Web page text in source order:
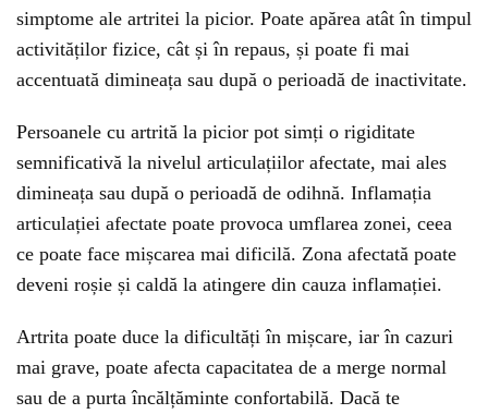
simptome ale artritei la picior. Poate apărea atât în timpul
activităților fizice, cât și în repaus, și poate fi mai
accentuată dimineața sau după o perioadă de inactivitate.
Persoanele cu artrită la picior pot simți o rigiditate
semnificativă la nivelul articulațiilor afectate, mai ales
dimineața sau după o perioadă de odihnă. Inflamația
articulației afectate poate provoca umflarea zonei, ceea
ce poate face mișcarea mai dificilă. Zona afectată poate
deveni roșie și caldă la atingere din cauza inflamației.
Artrita poate duce la dificultăți în mișcare, iar în cazuri
mai grave, poate afecta capacitatea de a merge normal
sau de a purta încălțăminte confortabilă. Dacă te